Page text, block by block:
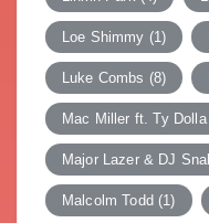
Loe Shimmy (1)
Luke Combs (8)
Mac Miller ft. Ty Dolla
Major Lazer & DJ
Malcolm Todd (1)